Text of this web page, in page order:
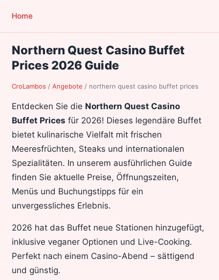
Home
Northern Quest Casino Buffet
Prices 2026 Guide
CroLambos / Angebote / northern quest casino buffet prices
Entdecken Sie die Northern Quest Casino
Buffet Prices für 2026! Dieses legendäre Buffet
bietet kulinarische Vielfalt mit frischen
Meeresfrüchten, Steaks und internationalen
Spezialitäten. In unserem ausführlichen Guide
finden Sie aktuelle Preise, Öffnungszeiten,
Menüs und Buchungstipps für ein
unvergessliches Erlebnis.
2026 hat das Buffet neue Stationen hinzugefügt,
inklusive veganer Optionen und Live-Cooking.
Perfekt nach einem Casino-Abend – sättigend
und günstig.